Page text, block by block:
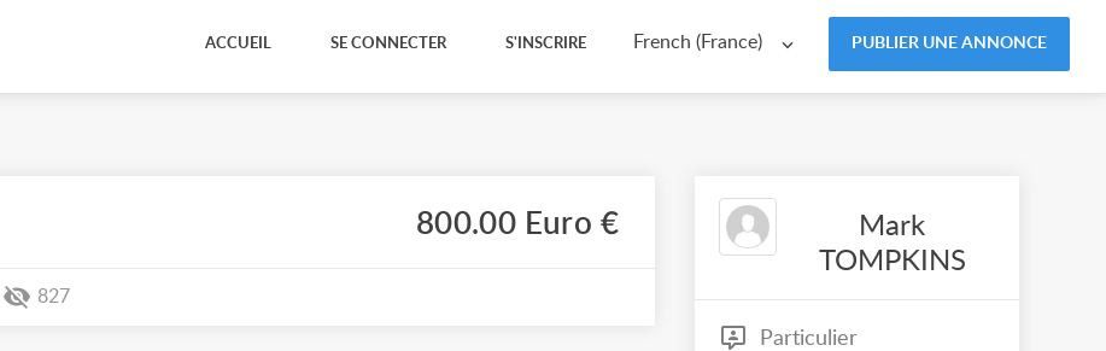
French (France) PUBLIER UNE ANNONCE
ACCUEIL SE CONNECTER S'INSCRIRE
800.00 Euro €
827
Mark
TOMPKINS
Particulier